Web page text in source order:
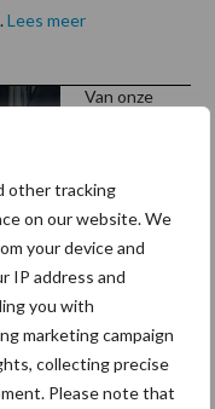
other tracking
on our website. We
your device and
IP address and
you with
marketing campaign
collecting precise
Please note that
Lees meer
Van onze
ruwvoer
met de
omstand
igheden
van dit